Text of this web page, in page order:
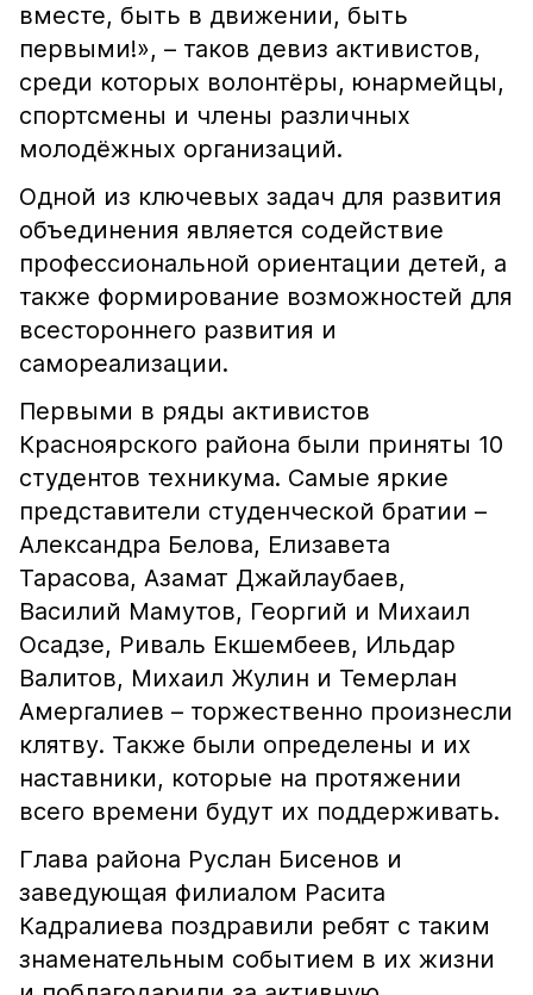
вместе, быть в движении, быть
первыми!», – таков девиз активистов,
среди которых волонтёры, юнармейцы,
спортсмены и члены различных
молодёжных организаций.
Одной из ключевых задач для развития
объединения является содействие
профессиональной ориентации детей, а
также формирование возможностей для
всестороннего развития и
самореализации.
Первыми в ряды активистов
Красноярского района были приняты 10
студентов техникума. Самые яркие
представители студенческой братии –
Александра Белова, Елизавета
Тарасова, Азамат Джайлаубаев,
Василий Мамутов, Георгий и Михаил
Осадзе, Риваль Екшембеев, Ильдар
Валитов, Михаил Жулин и Темерлан
Амергалиев – торжественно произнесли
клятву. Также были определены и их
наставники, которые на протяжении
всего времени будут их поддерживать.
Глава района Руслан Бисенов и
заведующая филиалом Расита
Кадралиева поздравили ребят с таким
знаменательным событием в их жизни